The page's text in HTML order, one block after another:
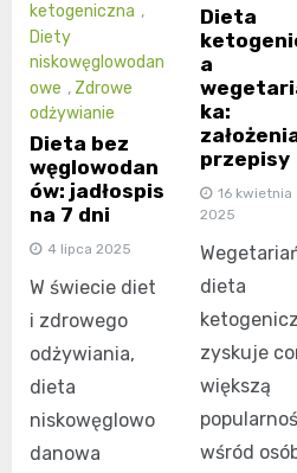
ketogeniczna ,
Diety
niskowęglowodan
owe , Zdrowe
odżywianie
Dieta bez
węglowodan
ów: jadłospis
na 7 dni
4 lipca 2025
W świecie diet
i zdrowego
odżywiania,
dieta
niskowęglowo
danowa
Dieta
a
ka:
przepisy
16 kwietnia
2025
dieta
zyskuje
większą
wśród